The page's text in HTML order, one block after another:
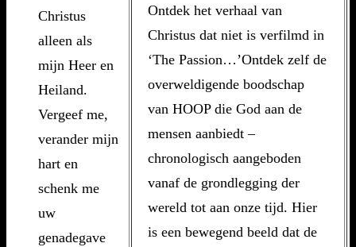
Ontdek het verhaal van
Christus dat niet is verfilmd in
‘The Passion…’Ontdek zelf de
overweldigende boodschap
van HOOP die God aan de
mensen aanbiedt –
chronologisch aangeboden
vanaf de grondlegging der
wereld tot aan onze tijd. Hier
is een bewegend beeld dat de
Christus
alleen als
mijn Heer en
Heiland.
Vergeef me,
verander mijn
hart en
schenk me
uw
genadegave